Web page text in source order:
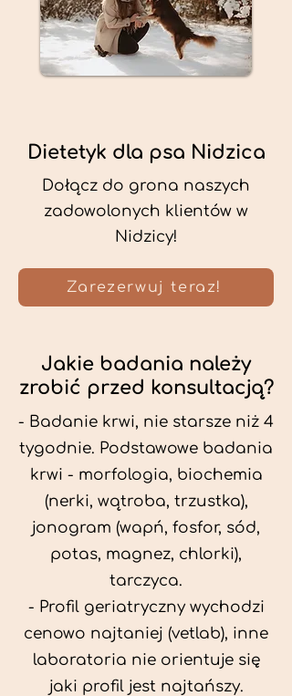
Dietetyk dla psa Nidzica
Dołącz do grona naszych
zadowolonych klientów w
Nidzicy!
Zarezerwuj teraz!
Jakie badania należy
zrobić przed konsultacją?
- Badanie krwi, nie starsze niż 4
tygodnie. Podstawowe badania
krwi - morfologia, biochemia
(nerki, wątroba, trzustka),
jonogram (wapń, fosfor, sód,
potas, magnez, chlorki),
tarczyca.
- Profil geriatryczny wychodzi
cenowo najtaniej (vetlab), inne
laboratoria nie orientuje się
jaki profil jest najtańszy.